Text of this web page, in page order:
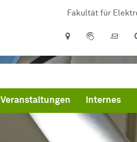
Fakultät für
Veranstaltungen Internes